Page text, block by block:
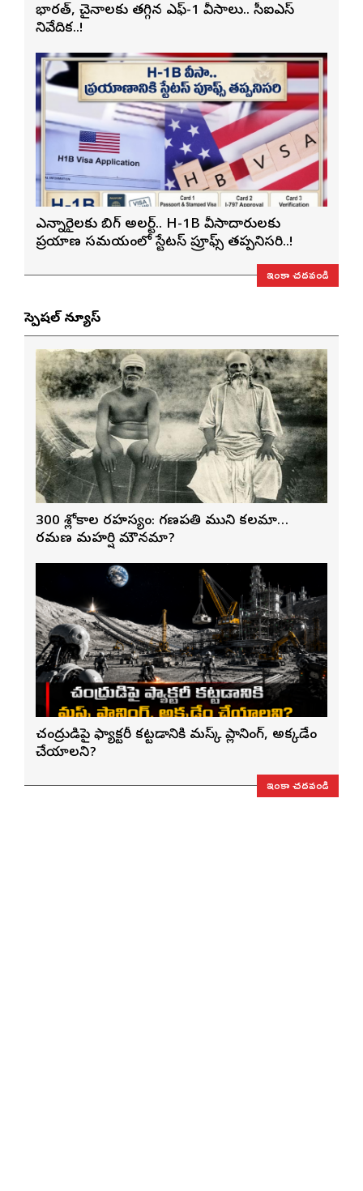
భారత్, చైనాలకు తగ్గిన ఎఫ్-1 వీసాలు.. సీఐఎస్
నివేదిక..!
ఎన్నారైలకు బిగ్ అలర్ట్.. H-1B వీసాదారులకు
ప్రయాణ సమయంలో స్టేటస్ ప్రూఫ్స్ తప్పనిసరి..!
ఇంకా చదవండి
స్పెషల్ న్యూస్
300 శ్లోకాల రహస్యం: గణపతి ముని కలమా…
రమణ మహర్షి మౌనమా?
చంద్రుడిపై ఫ్యాక్టరీ కట్టడానికి మస్క్ ప్లానింగ్, అక్కడేం
చేయాలని?
ఇంకా చదవండి